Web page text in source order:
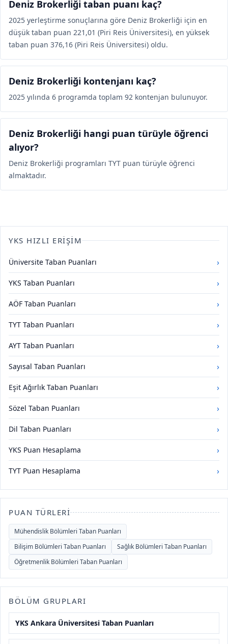
Deniz Brokerliği taban puanı kaç?
2025 yerleştirme sonuçlarına göre Deniz Brokerliği için en
düşük taban puan 221,01 (Piri Reis Üniversitesi), en yüksek
taban puan 376,16 (Piri Reis Üniversitesi) oldu.
Deniz Brokerliği kontenjanı kaç?
2025 yılında 6 programda toplam 92 kontenjan bulunuyor.
Deniz Brokerliği hangi puan türüyle öğrenci
alıyor?
Deniz Brokerliği programları TYT puan türüyle öğrenci
almaktadır.
YKS HIZLI ERIŞIM
Üniversite Taban Puanları ›
YKS Taban Puanları ›
AÖF Taban Puanları ›
TYT Taban Puanları ›
AYT Taban Puanları ›
Sayısal Taban Puanları ›
Eşit Ağırlık Taban Puanları ›
Sözel Taban Puanları ›
Dil Taban Puanları ›
YKS Puan Hesaplama ›
TYT Puan Hesaplama ›
PUAN TÜRLERI
Mühendislik Bölümleri Taban Puanları
Bilişim Bölümleri Taban Puanları
Sağlık Bölümleri Taban Puanları
Öğretmenlik Bölümleri Taban Puanları
BÖLÜM GRUPLARI
YKS Ankara Üniversitesi Taban Puanları